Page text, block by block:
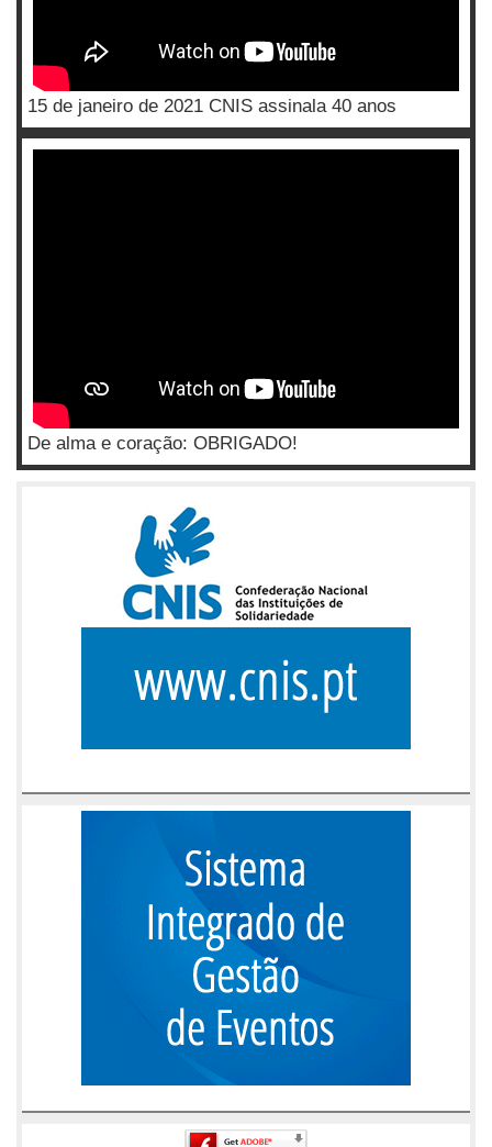
15 de janeiro de 2021 CNIS assinala 40 anos
De alma e coração: OBRIGADO!